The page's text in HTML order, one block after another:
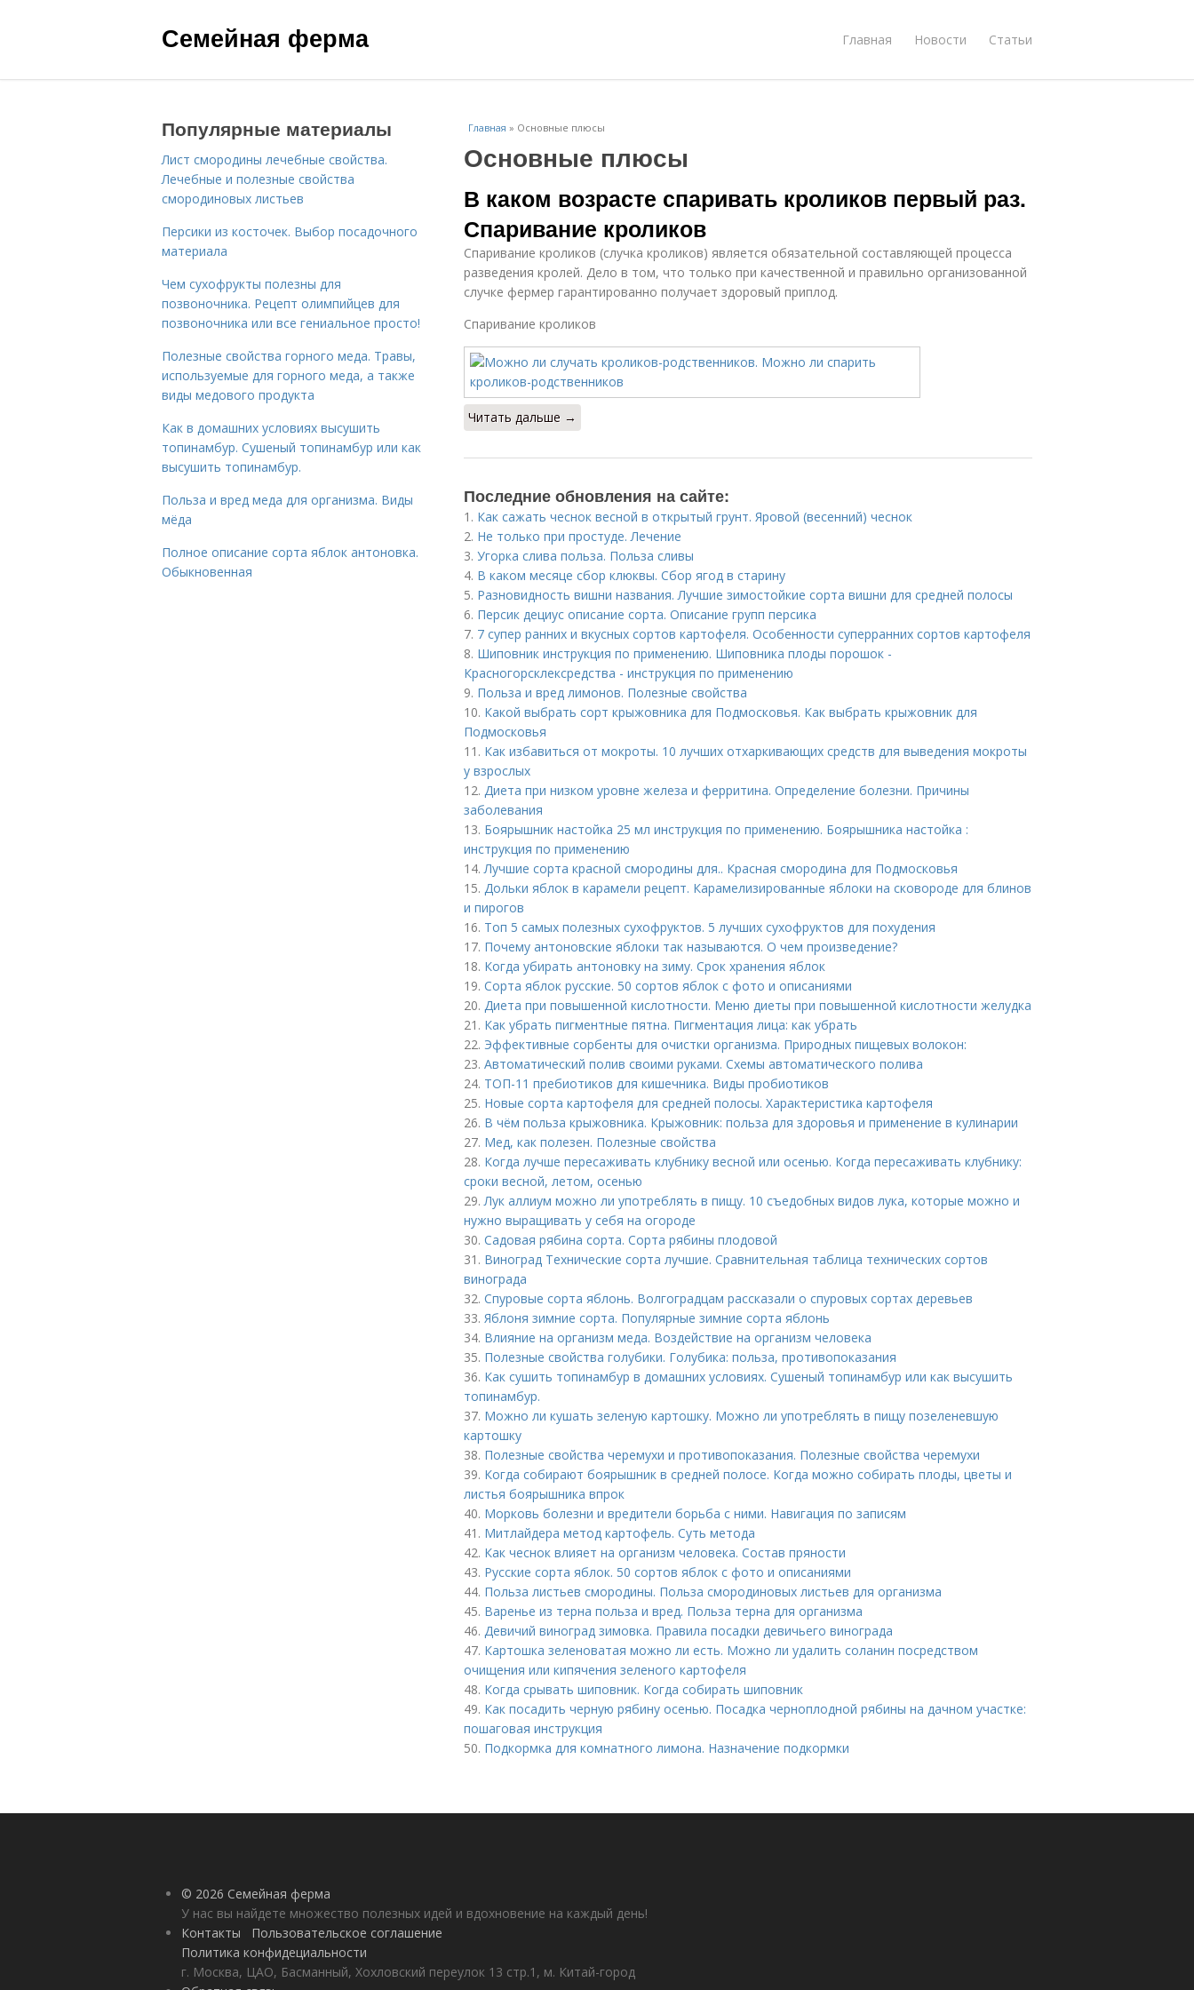
Семейная ферма Главная Новости Статьи
Главная » Основные плюсы
Основные плюсы
В каком возрасте спаривать кроликов первый раз.
Спаривание кроликов
Спаривание кроликов (случка кроликов) является обязательной составляющей процесса
разведения кролей. Дело в том, что только при качественной и правильно организованной
случке фермер гарантированно получает здоровый приплод.
Спаривание кроликов
Читать дальше →
Последние обновления на сайте:
1. Как сажать чеснок весной в открытый грунт. Яровой (весенний) чеснок
2. Не только при простуде. Лечение
3. Угорка слива польза. Польза сливы
4. В каком месяце сбор клюквы. Сбор ягод в старину
5. Разновидность вишни названия. Лучшие зимостойкие сорта вишни для средней полосы
6. Персик дециус описание сорта. Описание групп персика
7. 7 супер ранних и вкусных сортов картофеля. Особенности суперранних сортов картофеля
8. Шиповник инструкция по применению. Шиповника плоды порошок -
Красногорсклексредства - инструкция по применению
9. Польза и вред лимонов. Полезные свойства
10. Какой выбрать сорт крыжовника для Подмосковья. Как выбрать крыжовник для
Подмосковья
11. Как избавиться от мокроты. 10 лучших отхаркивающих средств для выведения мокроты
у взрослых
12. Диета при низком уровне железа и ферритина. Определение болезни. Причины
заболевания
13. Боярышник настойка 25 мл инструкция по применению. Боярышника настойка :
инструкция по применению
14.Лучшие сорта красной смородины для.. Красная смородина для Подмосковья
15. Дольки яблок в карамели рецепт. Карамелизированные яблоки на сковороде для блинов
и пирогов
16. Топ 5 самых полезных сухофруктов. 5 лучших сухофруктов для похудения
17. Почему антоновские яблоки так называются. О чем произведение?
18. Когда убирать антоновку на зиму. Срок хранения яблок
19. Сорта яблок русские. 50 сортов яблок с фото и описаниями
20. Диета при повышенной кислотности. Меню диеты при повышенной кислотности желудка
21. Как убрать пигментные пятна. Пигментация лица: как убрать
22. Эффективные сорбенты для очистки организма. Природных пищевых волокон:
23. Автоматический полив своими руками. Схемы автоматического полива
24. ТОП-11 пребиотиков для кишечника. Виды пробиотиков
25. Новые сорта картофеля для средней полосы. Характеристика картофеля
26. В чём польза крыжовника. Крыжовник: польза для здоровья и применение в кулинарии
27. Мед, как полезен. Полезные свойства
28. Когда лучше пересаживать клубнику весной или осенью. Когда пересаживать клубнику:
сроки весной, летом, осенью
29.Лук аллиум можно ли употреблять в пищу. 10 съедобных видов лука, которые можно и
нужно выращивать у себя на огороде
30. Садовая рябина сорта. Сорта рябины плодовой
31. Виноград Технические сорта лучшие. Сравнительная таблица технических сортов
винограда
32. Спуровые сорта яблонь. Волгоградцам рассказали о спуровых сортах деревьев
33. Яблоня зимние сорта. Популярные зимние сорта яблонь
34. Влияние на организм меда. Воздействие на организм человека
35. Полезные свойства голубики. Голубика: польза, противопоказания
36. Как сушить топинамбур в домашних условиях. Сушеный топинамбур или как высушить
топинамбур.
37. Можно ли кушать зеленую картошку. Можно ли употреблять в пищу позеленевшую
картошку
38. Полезные свойства черемухи и противопоказания. Полезные свойства черемухи
39. Когда собирают боярышник в средней полосе. Когда можно собирать плоды, цветы и
листья боярышника впрок
40. Морковь болезни и вредители борьба с ними. Навигация по записям
41. Митлайдера метод картофель. Суть метода
42. Как чеснок влияет на организм человека. Состав пряности
43. Русские сорта яблок. 50 сортов яблок с фото и описаниями
44. Польза листьев смородины. Польза смородиновых листьев для организма
45. Варенье из терна польза и вред. Польза терна для организма
46. Девичий виноград зимовка. Правила посадки девичьего винограда
47. Картошка зеленоватая можно ли есть. Можно ли удалить соланин посредством
очищения или кипячения зеленого картофеля
48. Когда срывать шиповник. Когда собирать шиповник
49. Как посадить черную рябину осенью. Посадка черноплодной рябины на дачном участке:
пошаговая инструкция
50. Подкормка для комнатного лимона. Назначение подкормки
Популярные материалы
Лист смородины лечебные свойства.
Лечебные и полезные свойства
смородиновых листьев
Персики из косточек. Выбор посадочного
материала
Чем сухофрукты полезны для
позвоночника. Рецепт олимпийцев для
позвоночника или все гениальное просто!
Полезные свойства горного меда. Травы,
используемые для горного меда, а также
виды медового продукта
Как в домашних условиях высушить
топинамбур. Сушеный топинамбур или как
высушить топинамбур.
Польза и вред меда для организма. Виды
мёда
Полное описание сорта яблок антоновка.
Обыкновенная
© 2026 Семейная ферма
У нас вы найдете множество полезных идей и вдохновение на каждый день!
Контакты
Пользовательское соглашение
Политика конфидециальности
г. Москва, ЦАО, Басманный, Хохловский переулок 13 стр.1, м. Китай-город